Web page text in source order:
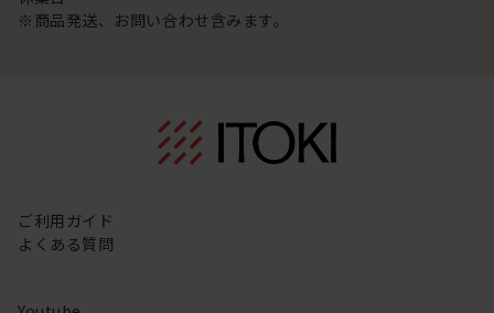
※商品発送、お問い合わせ含みます。
ご利用ガイド
よくある質問